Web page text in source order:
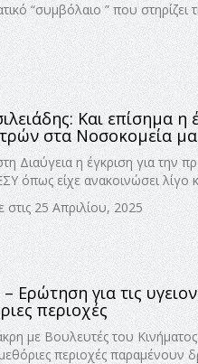
“συμβόλαιο ” που στηρίζει
Και επίσημα
στα Νοσοκομεία
Διαύγεια η έγκριση για την
όπως είχε ανακοινώσει λίγο
στις 25 Απριλίου, 2025
Ερώτηση για τις
περιοχές
με Βουλευτές του Κινήματος
περιοχές παραμένουν